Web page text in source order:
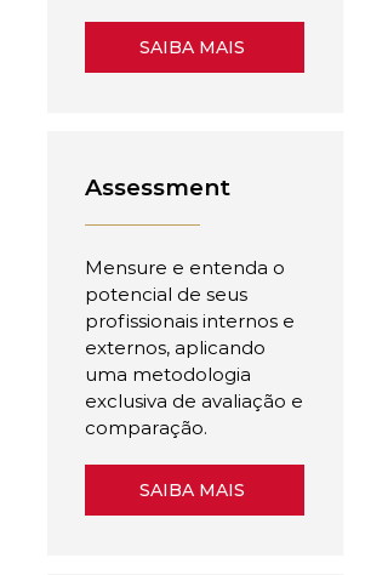
SAIBA MAIS
Assessment
Mensure e entenda o
potencial de seus
profissionais internos e
externos, aplicando
uma metodologia
exclusiva de avaliação e
comparação.
SAIBA MAIS